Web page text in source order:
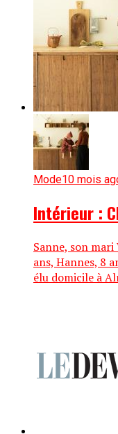
Mode10 mois
Intérieur :
Sanne, son
ans, Hannes, 8
élu domicile à